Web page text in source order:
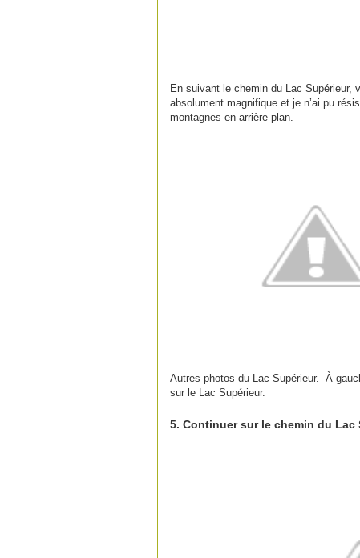
En suivant le chemin du Lac
absolument magnifique et je n’ai pu
montagnes en arrière plan.
Autres photos du Lac Supérieur. À
sur le Lac Supérieur.
5. Continuer sur le chemin du